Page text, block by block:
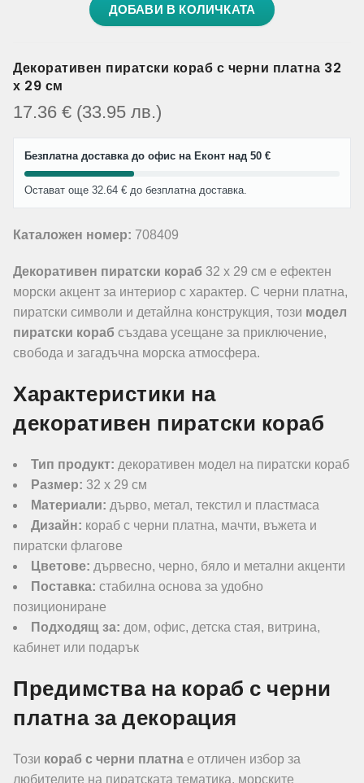
ДОБАВИ В КОЛИЧКАТА
Декоративен пиратски кораб с черни платна 32
х 29 см
17.36 € (33.95 лв.)
Безплатна доставка до офис на Еконт над 50 €
Остават още 32.64 € до безплатна доставка.
Каталожен номер: 708409
Декоративен пиратски кораб 32 х 29 см е ефектен
морски акцент за интериор с характер. С черни платна,
пиратски символи и детайлна конструкция, този модел
пиратски кораб създава усещане за приключение,
свобода и загадъчна морска атмосфера.
Характеристики на
декоративен пиратски кораб
Тип продукт: декоративен модел на пиратски кораб
Размер: 32 х 29 см
Материали: дърво, метал, текстил и пластмаса
Дизайн: кораб с черни платна, мачти, въжета и
пиратски флагове
Цветове: дървесно, черно, бяло и метални акценти
Поставка: стабилна основа за удобно
позициониране
Подходящ за: дом, офис, детска стая, витрина,
кабинет или подарък
Предимства на кораб с черни
платна за декорация
Този кораб с черни платна е отличен избор за
любителите на пиратската тематика, морските